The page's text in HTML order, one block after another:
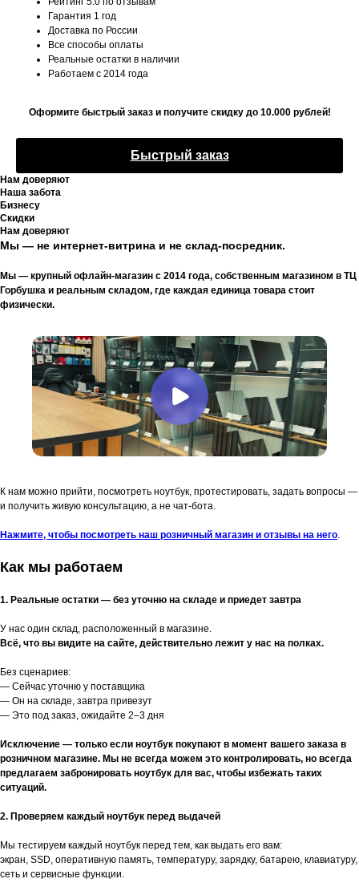
Гарантия 1 год
Доставка по России
Все способы оплаты
Реальные остатки в наличии
Работаем с 2014 года
Оформите быстрый заказ и получите скидку до 10.000 рублей!
Быстрый заказ
Нам доверяют
Наша забота
Бизнесу
Скидки
Нам доверяют
Мы — не интернет-витрина и не склад-посредник.
Мы — крупный офлайн-магазин с 2014 года, собственным магазином в ТЦ
Горбушка и реальным складом, где каждая единица товара стоит
физически.
К нам можно прийти, посмотреть ноутбук, протестировать, задать вопросы —
и получить живую консультацию, а не чат-бота.
Нажмите, чтобы посмотреть наш розничный магазин и отзывы на него.
Как мы работаем
1. Реальные остатки — без уточню на складе и приедет завтра
У нас один склад, расположенный в магазине.
Всё, что вы видите на сайте, действительно лежит у нас на полках.
Без сценариев:
— Сейчас уточню у поставщика
— Он на складе, завтра привезут
— Это под заказ, ожидайте 2–3 дня
Исключение — только если ноутбук покупают в момент вашего заказа в
розничном магазине. Мы не всегда можем это контролировать, но всегда
предлагаем забронировать ноутбук для вас, чтобы избежать таких
ситуаций.
2. Проверяем каждый ноутбук перед выдачей
Мы тестируем каждый ноутбук перед тем, как выдать его вам:
экран, SSD, оперативную память, температуру, зарядку, батарею, клавиатуру,
сеть и сервисные функции.